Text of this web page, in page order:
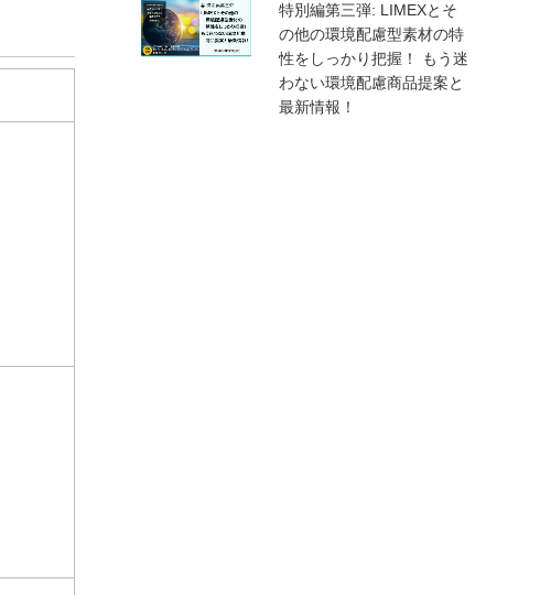
特別編第三弾: LIMEXとそ
の他の環境配慮型素材の特
性をしっかり把握！ もう迷
わない環境配慮商品提案と
最新情報！